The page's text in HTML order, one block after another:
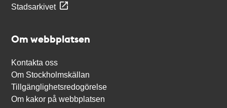
Stadsarkivet
Om webbplatsen
Kontakta oss
Om Stockholmskällan
Tillgänglighetsredogörelse
Om kakor på webbplatsen